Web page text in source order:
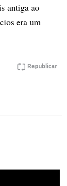
antiga ao
era um
Republicar